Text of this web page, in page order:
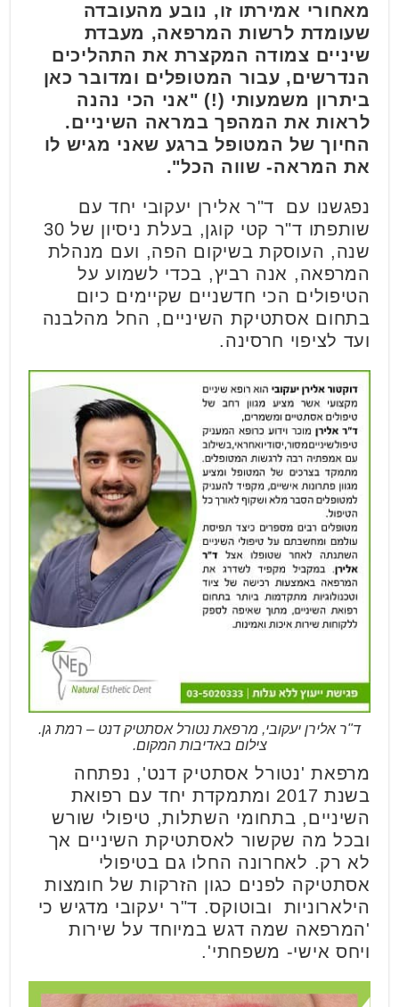
מאחורי אמירתו זו, נובע מהעובדה
שעומדת לרשות המרפאה, מעבדת
שיניים צמודה המקצרת את התהליכים
הנדרשים, עבור המטופלים ומדובר כאן
ביתרון משמעותי (!) "אני הכי נהנה
לראות את המהפך במראה השיניים.
החיוך של המטופל ברגע שאני מגיש לו
את המראה- שווה הכל".
נפגשנו עם ד"ר אלירן יעקובי יחד עם
שותפתו ד"ר קטי קוגן, בעלת ניסיון של 30
שנה, העוסקת בשיקום הפה, ועם מנהלת
המרפאה, אנה רביץ, בכדי לשמוע על
הטיפולים הכי חדשניים שקיימים כיום
בתחום אסתטיקת השיניים, החל מהלבנה
ועד לציפוי חרסינה.
ד"ר אלירן יעקובי, מרפאת נטורל אסתטיק דנט – רמת גן.
צילום באדיבות המקום.
מרפאת 'נטורל אסתטיק דנט', נפתחה
בשנת 2017 ומתמקדת יחד עם רפואת
השיניים, בתחומי השתלות, טיפולי שורש
ובכל מה שקשור לאסתטיקת השיניים אך
לא רק. לאחרונה החלו גם בטיפולי
אסתטיקה לפנים כגון הזרקות של חומצות
הילארוניות ובוטוקס. ד"ר יעקובי מדגיש כי
'המרפאה שמה דגש במיוחד על שירות
ויחס אישי- משפחתי'.